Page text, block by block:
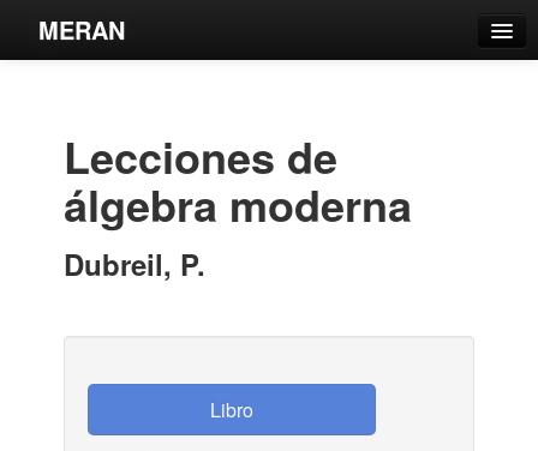
MERAN
Estantes Virtuales
Lecciones de
álgebra moderna
Dubreil, P.